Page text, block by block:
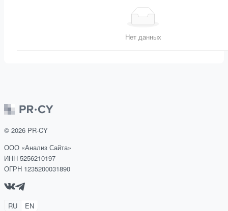
Нет данных
© 2026 PR-CY
ООО «Анализ Сайта»
ИНН 5256210197
ОГРН 1235200031890
RU EN